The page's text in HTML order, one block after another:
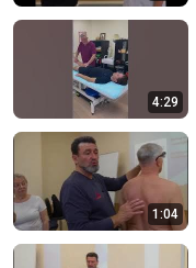
4:29
1:04